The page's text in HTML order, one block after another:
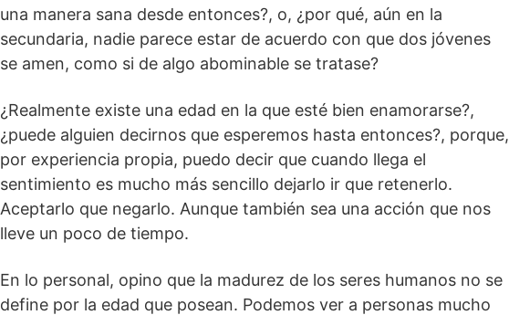
una manera sana desde entonces?, o, ¿por qué, aún en la
secundaria, nadie parece estar de acuerdo con que dos jóvenes
se amen, como si de algo abominable se tratase?
¿Realmente existe una edad en la que esté bien enamorarse?,
¿puede alguien decirnos que esperemos hasta entonces?, porque,
por experiencia propia, puedo decir que cuando llega el
sentimiento es mucho más sencillo dejarlo ir que retenerlo.
Aceptarlo que negarlo. Aunque también sea una acción que nos
lleve un poco de tiempo.
En lo personal, opino que la madurez de los seres humanos no se
define por la edad que posean. Podemos ver a personas mucho